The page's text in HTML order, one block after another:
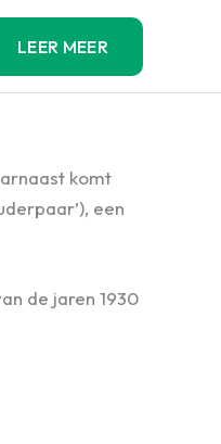
LEER MEER
komt
een
de jaren 1930